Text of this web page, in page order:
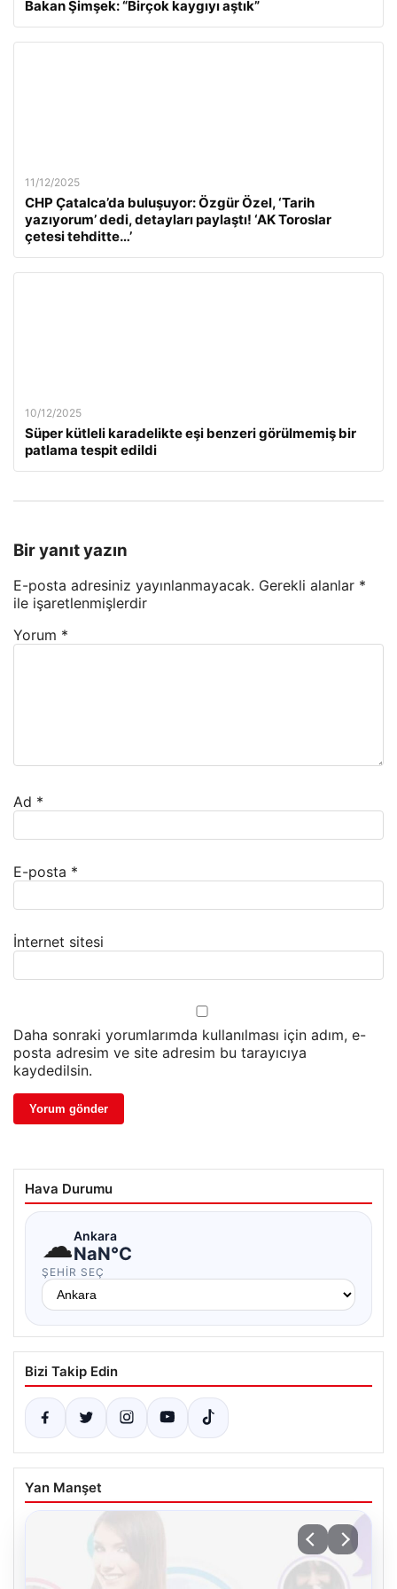
Bakan Şimşek: “Birçok kaygıyı aştık”
11/12/2025
CHP Çatalca’da buluşuyor: Özgür Özel, ‘Tarih
yazıyorum’ dedi, detayları paylaştı! ‘AK Toroslar
çetesi tehditte…’
10/12/2025
Süper kütleli karadelikte eşi benzeri görülmemiş bir
patlama tespit edildi
Bir yanıt yazın
E-posta adresiniz yayınlanmayacak. Gerekli alanlar *
ile işaretlenmişlerdir
Yorum *
Ad *
E-posta *
İnternet sitesi
Daha sonraki yorumlarımda kullanılması için adım, e-
posta adresim ve site adresim bu tarayıcıya
kaydedilsin.
Hava Durumu
☁Ankara
NaN°C
ŞEHIR SEÇ
Bizi Takip Edin
Yan Manşet